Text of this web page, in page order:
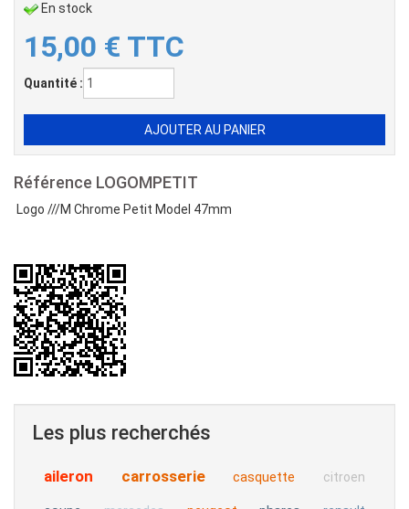
En stock
15,00 € TTC
Quantité :
Référence LOGOMPETIT
Logo ///M Chrome Petit Model 47mm
Les plus recherchés
aileron carrosserie casquette citroen